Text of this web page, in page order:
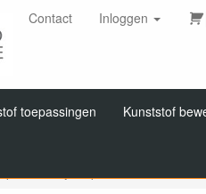
Contact Inloggen
toepassingen Kunststof